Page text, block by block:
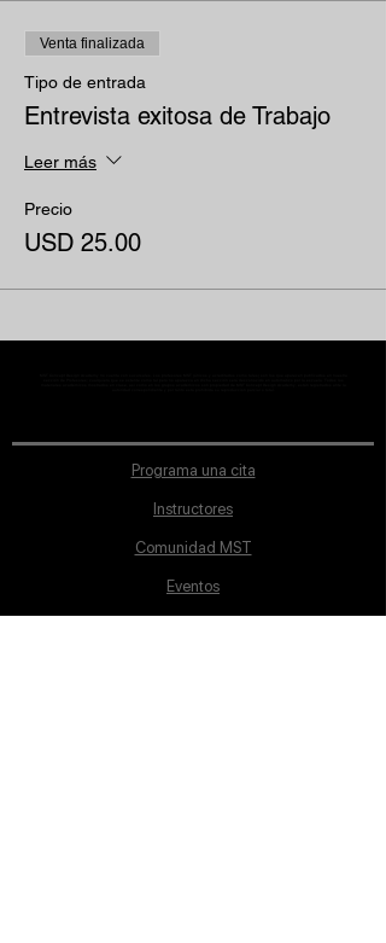
Venta finalizada
Tipo de entrada
Entrevista exitosa de Trabajo
Leer más
Precio
USD 25.00
Programa una cita
Instructores
Comunidad MST
Eventos